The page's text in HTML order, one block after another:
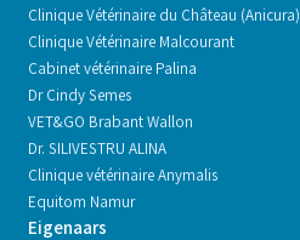
Clinique Vétérinaire du Château (Anicura)
Clinique Vétérinaire Malcourant
Cabinet vétérinaire Palina
Dr Cindy Semes
VET&GO Brabant Wallon
Dr. SILIVESTRU ALINA
Clinique vétérinaire Anymalis
Equitom Namur
Eigenaars